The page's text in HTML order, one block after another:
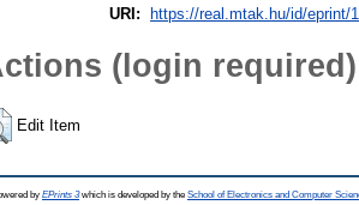
URI:
https://real.mtak.hu/id/eprint/
(login required)
Edit Item
by EPrints 3which is developed by the School of Electronics and Computer